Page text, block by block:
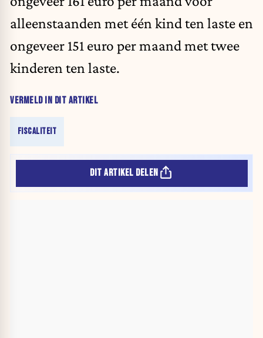
alleenstaanden met één kind ten laste en
ongeveer 151 euro per maand met twee
kinderen ten laste.
VERMELD IN DIT ARTIKEL
FISCALITEIT
DIT ARTIKEL DELEN